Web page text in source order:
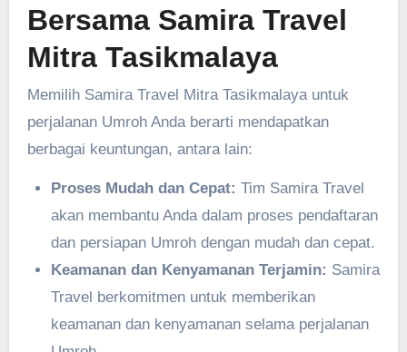
Bersama Samira Travel
Mitra Tasikmalaya
Memilih Samira Travel Mitra Tasikmalaya untuk
perjalanan Umroh Anda berarti mendapatkan
berbagai keuntungan, antara lain:
Proses Mudah dan Cepat: Tim Samira Travel
akan membantu Anda dalam proses pendaftaran
dan persiapan Umroh dengan mudah dan cepat.
Keamanan dan Kenyamanan Terjamin: Samira
Travel berkomitmen untuk memberikan
keamanan dan kenyamanan selama perjalanan